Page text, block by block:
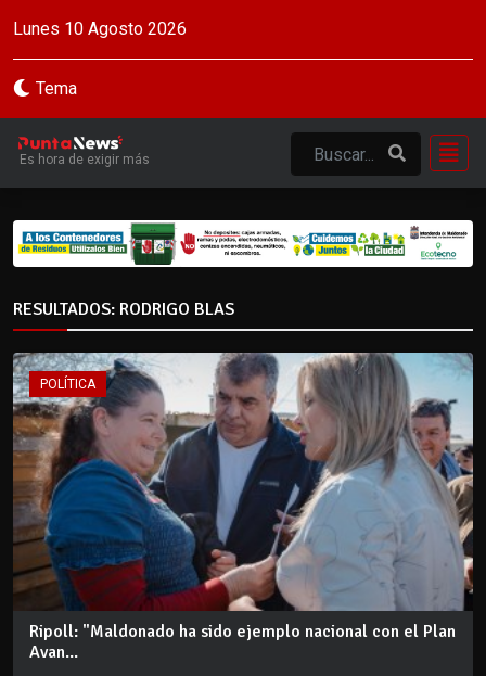
Lunes 10 Agosto 2026
Tema
Es hora de exigir más
RESULTADOS: RODRIGO BLAS
POLÍTICA
Ripoll: "Maldonado ha sido ejemplo nacional con el Plan
Avan...